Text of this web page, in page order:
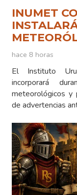
INUMET
hace 8 horas
El Instituto
incorporará
meteorológicos y
de advertencias